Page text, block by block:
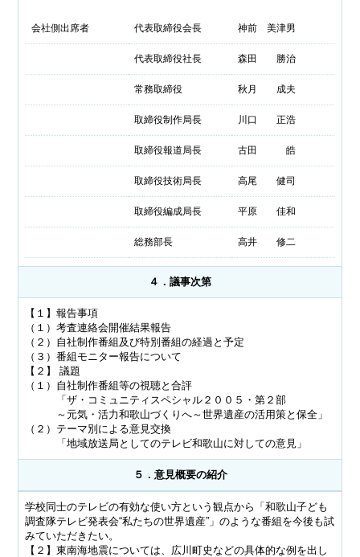
会社側出席者 代表取締役会長 神前 美津男
代表取締役社長 森田 勝治
常務取締役 秋月 成夫
取締役制作局長 川口 正浩
取締役報道局長 古田 皓
取締役技術局長 高尾 健司
取締役編成局長 平原 佳和
総務部長 高井 修二
４．議事次第
【１】報告事項
（１）考査連絡会開催結果報告
（２）自社制作番組及び特別番組の経過と予定
（３）番組モニター報告について
【２】 議題
（１）自社制作番組等の視聴と合評
「ザ・コミュニティスペシャル２００５・第２部
～元気・活力和歌山づくりへ～世界遺産の活用策と保全」
（２）テーマ別による意見交換
「地域放送局としてのテレビ和歌山に対しての意見」
５．意見概要の紹介
学校同士のテレビの有効な使い方という観点から「和歌山子ども
調査隊テレビ発表会“私たちの世界遺産”」のような番組を今後も試
みていただきたい。
【２】東南海地震については、広川町史などの具体的な例を出し